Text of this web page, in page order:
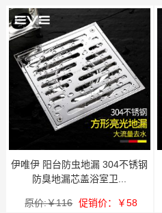
伊唯伊 阳台防虫地漏 304不锈钢
防臭地漏芯盖浴室卫...
原价:￥116 促销价：￥58